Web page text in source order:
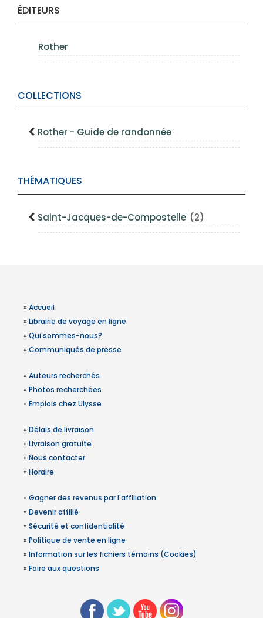
ÉDITEURS
Rother
COLLECTIONS
Rother - Guide de randonnée
THÉMATIQUES
Saint-Jacques-de-Compostelle (2)
» Accueil
» Librairie de voyage en ligne
» Qui sommes-nous?
» Communiqués de presse
» Auteurs recherchés
» Photos recherchées
» Emplois chez Ulysse
» Délais de livraison
» Livraison gratuite
» Nous contacter
» Horaire
» Gagner des revenus par l'affiliation
» Devenir affilié
» Sécurité et confidentialité
» Politique de vente en ligne
» Information sur les fichiers témoins (Cookies)
» Foire aux questions